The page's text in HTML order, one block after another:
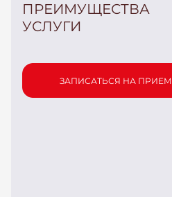
ПРЕИМУЩЕСТВА
УСЛУГИ
ЗАПИСАТЬСЯ НА ПРИЕМ